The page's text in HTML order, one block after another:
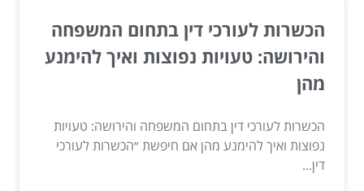
הכשרות לעורכי דין בתחום המשפחה
והירושה: טעויות נפוצות ואיך להימנע
מהן
הכשרות לעורכי דין בתחום המשפחה והירושה: טעויות
נפוצות ואיך להימנע מהן אם חיפשת ״הכשרות לעורכי
דין...